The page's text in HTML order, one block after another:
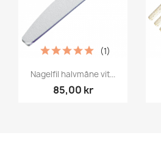
Nagelfil halvmåne vit...
85,00 kr
(1)